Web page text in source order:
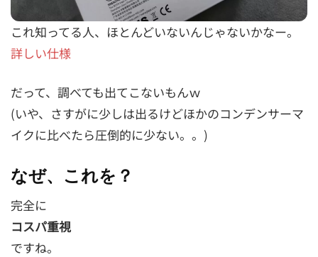
これ知ってる人、ほとんどいないんじゃないかなー。
詳しい仕様
だって、調べても出てこないもんｗ
(いや、さすがに少しは出るけどほかのコンデンサーマ
イクに比べたら圧倒的に少ない。。)
なぜ、これを？
完全に
コスパ重視
ですね。